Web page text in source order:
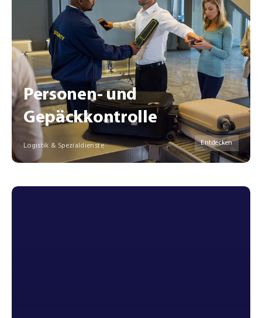
Personen- und
Gepäckkontrolle
Logistik & Spezialdienste Entdecken